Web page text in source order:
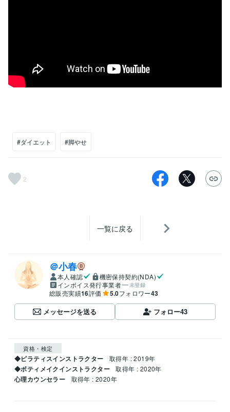
#ダイエット #脚やせ
2
一覧に戻る
＠小春
本人確認
機密保持契約(NDA)
インボイス発行事業者
未登録
総販売実績16評価 5.0フォロワー43
メッセージを送る フォロー43
資格・検定
◆ピラティスインストラクター 取得年 : 2019年
◆ボティメイクインストラクター 取得年 : 2020年
心理カウンセラー 取得年 : 2020年